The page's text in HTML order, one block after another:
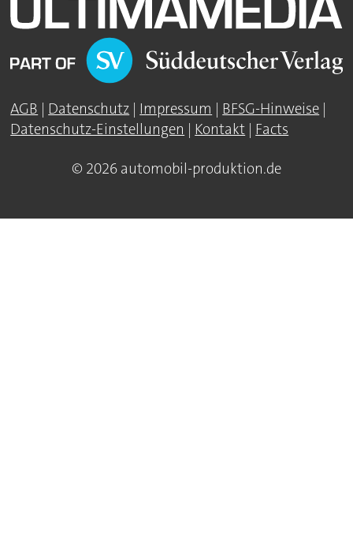
AGB | Datenschutz | Impressum | BFSG-Hinweise |
Datenschutz-Einstellungen | Kontakt | Facts
© 2026 automobil-produktion.de